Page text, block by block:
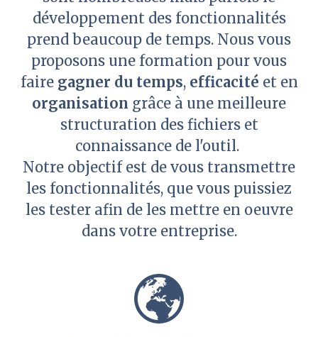
développement des fonctionnalités
prend beaucoup de temps. Nous vous
proposons une formation pour vous
faire gagner du temps, efficacité et en
organisation grâce à une meilleure
structuration des fichiers et
connaissance de l'outil.
Notre objectif est de vous transmettre
les fonctionnalités, que vous puissiez
les tester afin de les mettre en oeuvre
dans votre entreprise.